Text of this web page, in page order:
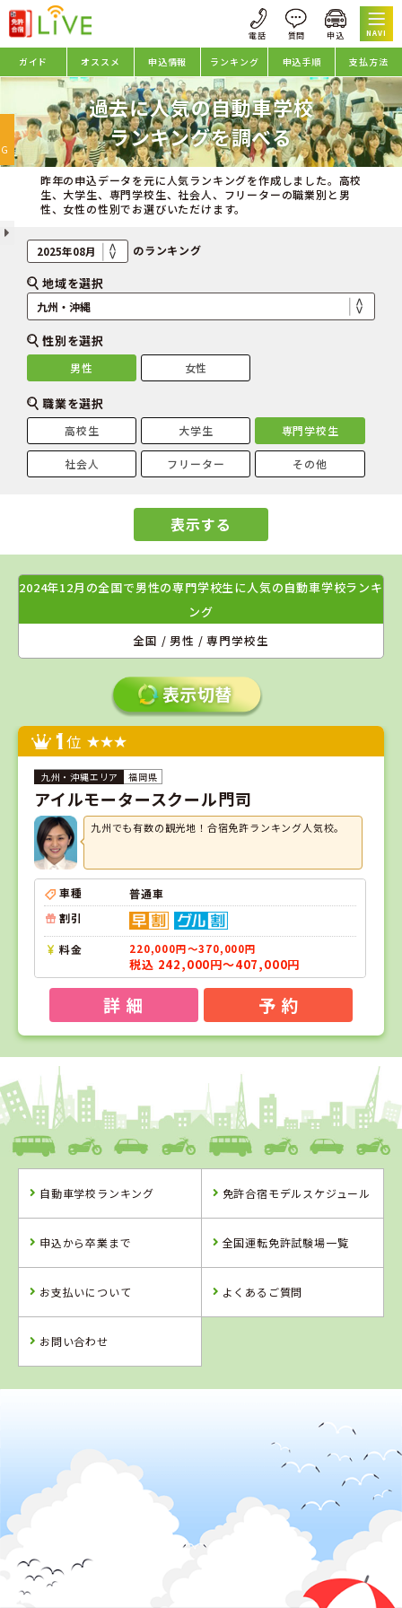
NAVI
ガイド オススメ 申込情報 ランキング 申込手順 支払方法
過去に人気の自動車学校
ランキングを調べる
昨年の申込データを元に人気ランキングを作成しました。高校
生、大学生、専門学校生、社会人、フリーターの職業別と男
性、女性の性別でお選びいただけます。
のランキング
地域を選択
性別を選択
男性 女性
職業を選択
高校生 大学生 専門学校生
社会人 フリーター その他
表示する
2024年12月の全国で男性の専門学校生に人気の自動車学校ランキ
ング
全国 / 男性 / 専門学校生
1位
福岡県
アイルモータースクール門司
九州でも有数の観光地！合宿免許ランキング人気校。
車種
普通車
割引
料金 220,000円～370,000円
税込 242,000円～407,000円
詳 細 予 約
1
福岡県
アイルモータースクール門司
詳 細 予 約
スクール門司
詳 細
自動車学校ランキング 免許合宿モデルスケジュール
申込から卒業まで 全国運転免許試験場一覧
お支払いについて よくあるご質問
お問い合わせ